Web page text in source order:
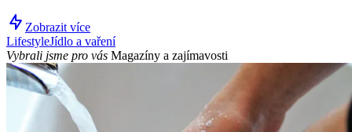
Zobrazit více
LifestyleJídlo a vaření
Vybrali jsme pro vás Magazíny a zajímavosti